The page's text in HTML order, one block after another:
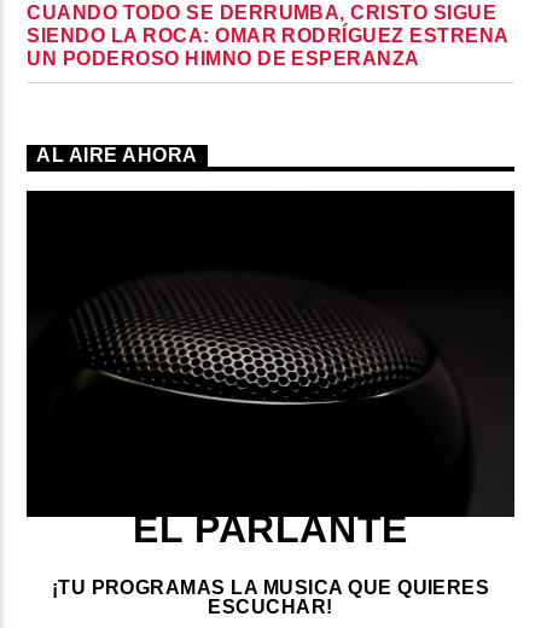
CUANDO TODO SE DERRUMBA, CRISTO SIGUE
SIENDO LA ROCA: OMAR RODRÍGUEZ ESTRENA
UN PODEROSO HIMNO DE ESPERANZA
AL AIRE AHORA
EL PARLANTE
¡TU PROGRAMAS LA MUSICA QUE QUIERES
ESCUCHAR!